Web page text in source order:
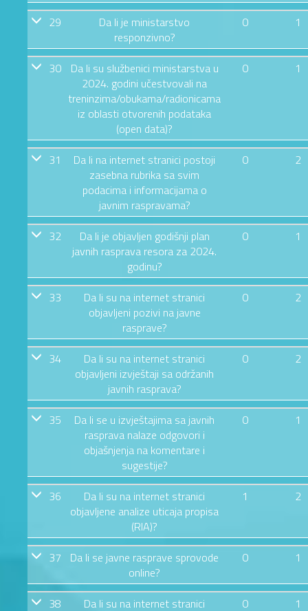
29
Da li je ministarstvo
responzivno?
0 1
30
Da li su službenici ministarstva u
2024. godini učestvovali na
treninzima/obukama/radionicama
iz oblasti otvorenih podataka
(open data)?
0 1
31
Da li na internet stranici postoji
zasebna rubrika sa svim
podacima i informacijama o
javnim raspravama?
0 2
32
Da li je objavljen godišnji plan
javnih rasprava resora za 2024.
godinu?
0 1
33
Da li su na internet stranici
objavljeni pozivi na javne
rasprave?
0 2
34
Da li su na internet stranici
objavljeni izvještaji sa održanih
javnih rasprava?
0 2
35
Da li se u izvještajima sa javnih
rasprava nalaze odgovori i
objašnjenja na komentare i
sugestije?
0 1
36
Da li su na internet stranici
objavljene analize uticaja propisa
(RIA)?
1 2
37
Da li se javne rasprave sprovode
online?
0 1
38
Da li su na internet stranici
0 1